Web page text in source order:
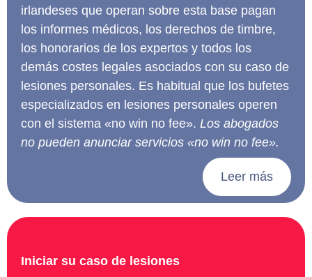
irlandeses que operan sobre esta base pagan
los informes médicos, los derechos de timbre,
los honorarios de los expertos y todos los
demás costes legales asociados con su caso de
lesiones personales. Es habitual que los bufetes
especializados en lesiones personales operen
con el sistema «no win no fee». Los abogados
no pueden anunciar servicios «no win no fee».
Leer más
Iniciar su caso de lesiones